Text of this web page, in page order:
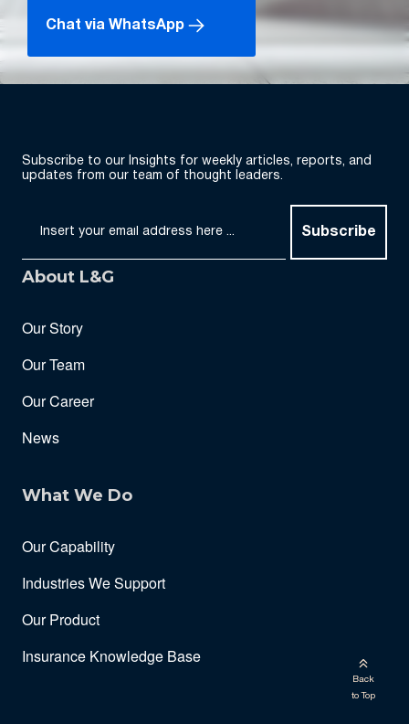
Chat via WhatsApp
Subscribe to our Insights for weekly articles, reports, and
updates from our team of thought leaders.
Subscribe
About L&G
Our Story
Our Team
Our Career
News
What We Do
Our Capability
Industries We Support
Our Product
Insurance Knowledge Base
Back
to Top